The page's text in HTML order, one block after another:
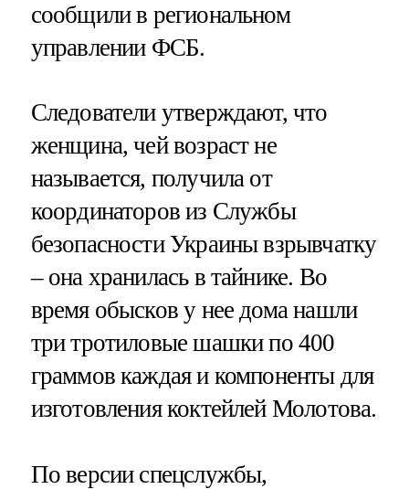
сообщили в региональном
управлении ФСБ.
Следователи утверждают, что
женщина, чей возраст не
называется, получила от
координаторов из Службы
безопасности Украины взрывчатку
– она хранилась в тайнике. Во
время обысков у нее дома нашли
три тротиловые шашки по 400
граммов каждая и компоненты для
изготовления коктейлей Молотова.
По версии спецслужбы,